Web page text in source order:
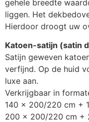
gehele breedte
liggen. Het
Hierdoor droogt uw
Katoen-satijn (satin
Satijn geweven
verfijnd. Op de huid
luxe aan.
Verkrijgbaar in
140 x 200/220 cm +
200 x 200/220 cm +